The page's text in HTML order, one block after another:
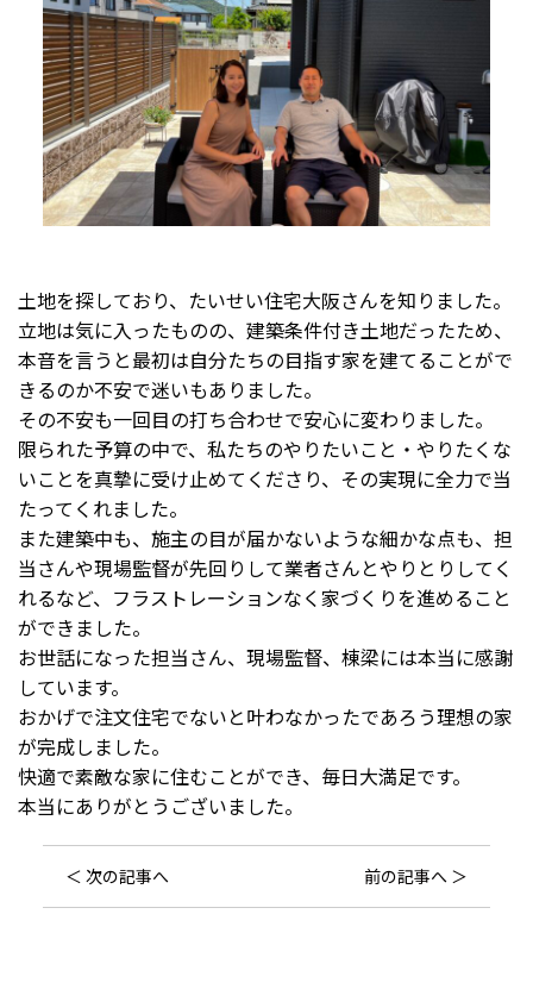
土地を探しており、たいせい住宅大阪さんを知りました。
立地は気に入ったものの、建築条件付き土地だったため、
本音を言うと最初は自分たちの目指す家を建てることがで
きるのか不安で迷いもありました。
その不安も一回目の打ち合わせで安心に変わりました。
限られた予算の中で、私たちのやりたいこと・やりたくな
いことを真摯に受け止めてくださり、その実現に全力で当
たってくれました。
また建築中も、施主の目が届かないような細かな点も、担
当さんや現場監督が先回りして業者さんとやりとりしてく
れるなど、フラストレーションなく家づくりを進めること
ができました。
お世話になった担当さん、現場監督、棟梁には本当に感謝
しています。
おかげで注文住宅でないと叶わなかったであろう理想の家
が完成しました。
快適で素敵な家に住むことができ、毎日大満足です。
本当にありがとうございました。
＜ 次の記事へ 前の記事へ ＞